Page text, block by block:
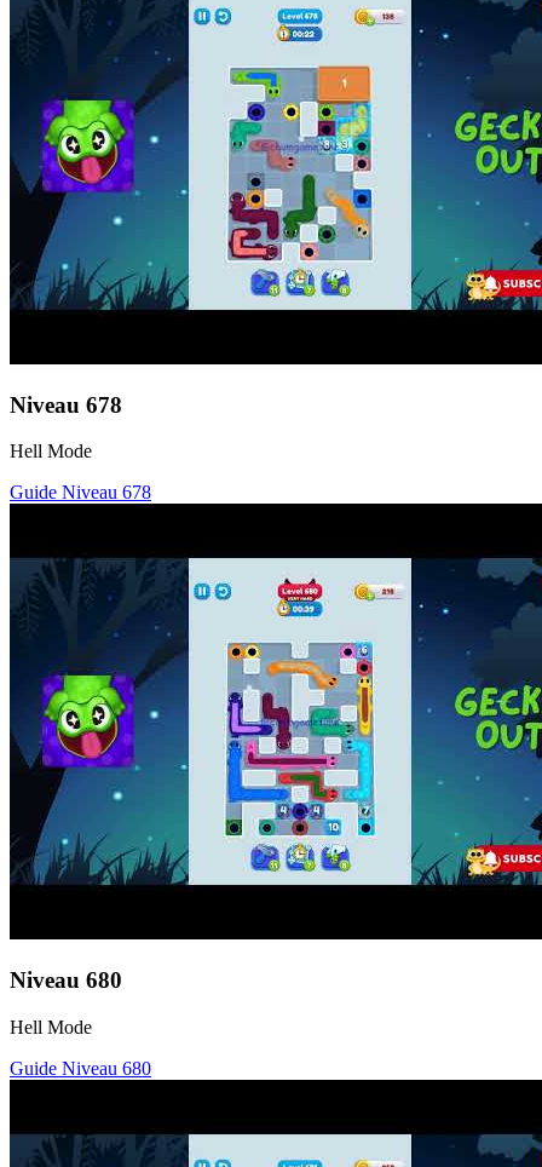
Niveau 678
Hell Mode
Guide Niveau 678
Niveau 680
Hell Mode
Guide Niveau 680